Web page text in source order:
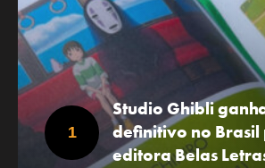
Studio Ghibli
definitivo no Brasil
editora Belas